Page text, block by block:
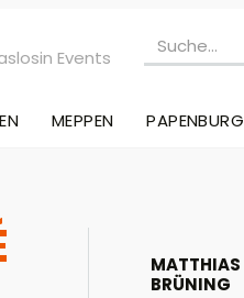
Events
MEPPEN PAPENBURG
MATTHIAS
BRÜNING